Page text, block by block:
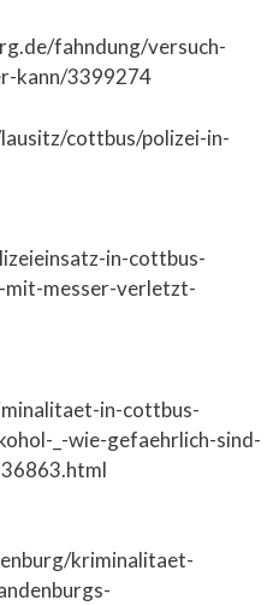
fahndung/versuch-
kann/3399274
cottbus/polizei-in-
in-cottbus-
mit-messer-verletzt-
in-cottbus-
_-wie-gefaehrlich-sind-
kriminalitaet-